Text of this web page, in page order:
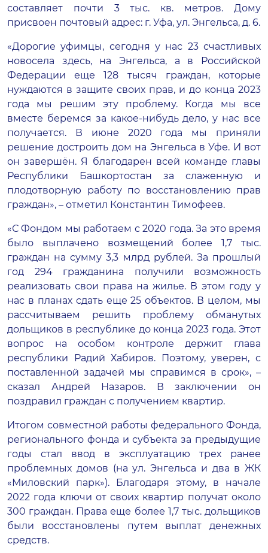
составляет почти 3 тыс. кв. метров. Дому
присвоен почтовый адрес: г. Уфа, ул. Энгельса, д. 6.
«Дорогие уфимцы, сегодня у нас 23 счастливых
новосела здесь, на Энгельса, а в Российской
Федерации еще 128 тысяч граждан, которые
нуждаются в защите своих прав, и до конца 2023
года мы решим эту проблему. Когда мы все
вместе беремся за какое-нибудь дело, у нас все
получается. В июне 2020 года мы приняли
решение достроить дом на Энгельса в Уфе. И вот
он завершён. Я благодарен всей команде главы
Республики Башкортостан за слаженную и
плодотворную работу по восстановлению прав
граждан», – отметил Константин Тимофеев.
«С Фондом мы работаем с 2020 года. За это время
было выплачено возмещений более 1,7 тыс.
граждан на сумму 3,3 млрд рублей. За прошлый
год 294 гражданина получили возможность
реализовать свои права на жилье. В этом году у
нас в планах сдать еще 25 объектов. В целом, мы
рассчитываем решить проблему обманутых
дольщиков в республике до конца 2023 года. Этот
вопрос на особом контроле держит глава
республики Радий Хабиров. Поэтому, уверен, с
поставленной задачей мы справимся в срок», –
сказал Андрей Назаров. В заключении он
поздравил граждан с получением квартир.
Итогом совместной работы федерального Фонда,
регионального фонда и субъекта за предыдущие
годы стал ввод в эксплуатацию трех ранее
проблемных домов (на ул. Энгельса и два в ЖК
«Миловский парк»). Благодаря этому, в начале
2022 года ключи от своих квартир получат около
300 граждан. Права еще более 1,7 тыс. дольщиков
были восстановлены путем выплат денежных
средств.